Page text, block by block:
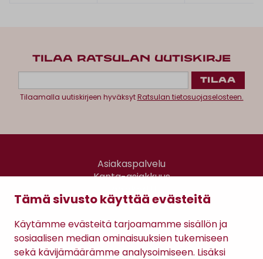
Tämä sivusto käyttää evästeitä
Käytämme evästeitä tarjoamamme sisällön ja
sosiaalisen median ominaisuuksien tukemiseen
sekä kävijämäärämme analysoimiseen. Lisäksi
TILAA RATSULAN UUTISKIRJE
Tilaamalla uutiskirjeen hyväksytRatsulan tietosuojaselosteen.
Asiakaspalvelu
Kanta-asiakkuus
Gomee Ratsula Café
Sopimusehdot
Tietosuojaseloste
Maksutavat